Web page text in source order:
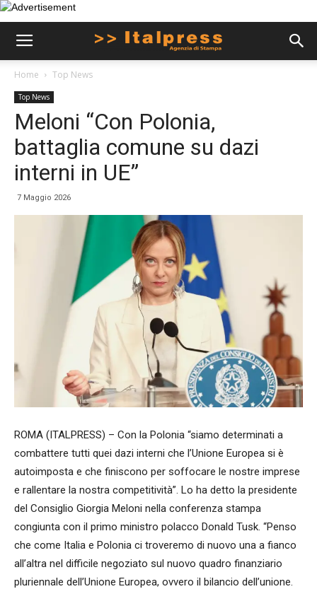
Home Top News
Top News
Meloni “Con Polonia,
battaglia comune su dazi
interni in UE”
7 Maggio 2026
ROMA (ITALPRESS) – Con la Polonia “siamo determinati a
combattere tutti quei dazi interni che l’Unione Europea si è
autoimposta e che finiscono per soffocare le nostre imprese
e rallentare la nostra competitività”. Lo ha detto la presidente
del Consiglio Giorgia Meloni nella conferenza stampa
congiunta con il primo ministro polacco Donald Tusk. “Penso
che come Italia e Polonia ci troveremo di nuovo una a fianco
all’altra nel difficile negoziato sul nuovo quadro finanziario
pluriennale dell’Unione Europea, ovvero il bilancio dell’unione.